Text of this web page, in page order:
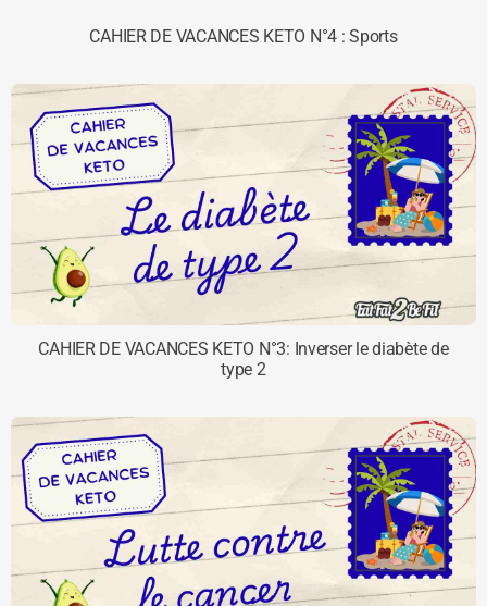
CAHIER DE VACANCES KETO N°4 : Sports
CAHIER DE VACANCES KETO N°3: Inverser le diabète de
type 2